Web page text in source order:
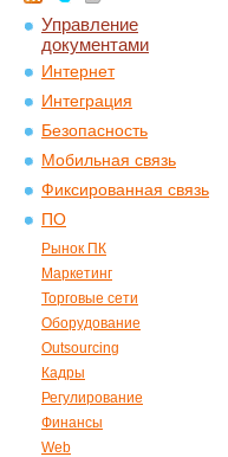
Управление
документами
Интернет
Интеграция
Безопасность
Мобильная связь
Фиксированная связь
ПО
Рынок ПК
Маркетинг
Торговые сети
Оборудование
Outsourcing
Кадры
Регулирование
Финансы
Web